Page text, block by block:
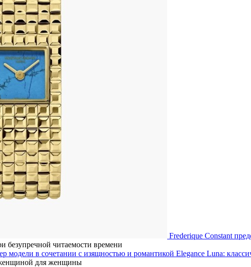
Frederique Constant
безупречной читаемости времени
Elegance Luna:
для женщины